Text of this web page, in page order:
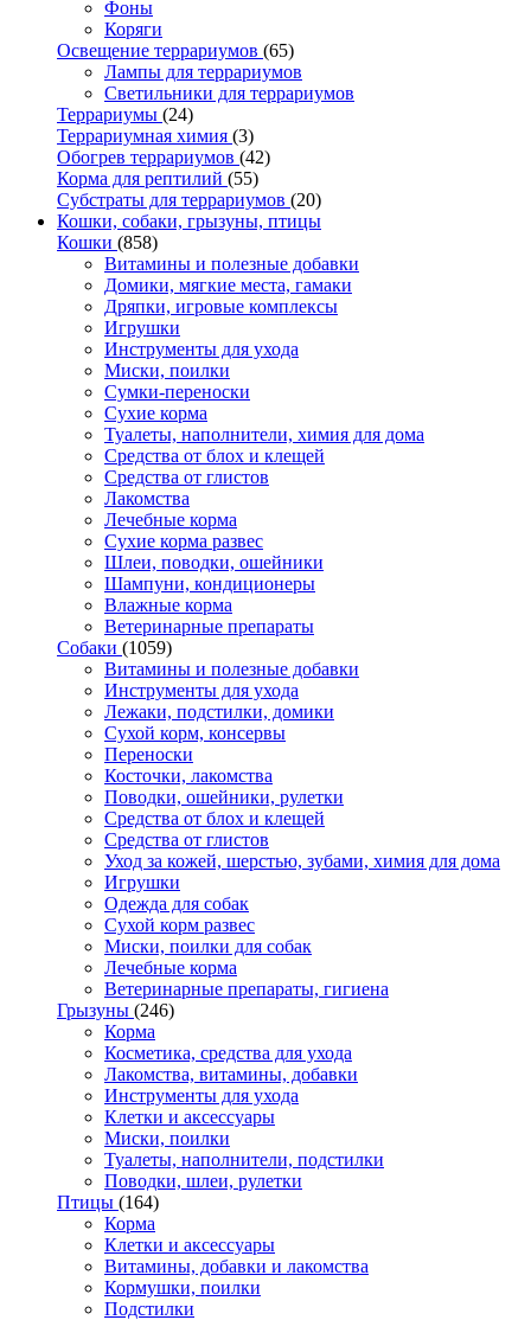
Фоны
Коряги
Освещение террариумов (65)
Лампы для террариумов
Светильники для террариумов
Террариумы (24)
Террариумная химия (3)
Обогрев террариумов (42)
Корма для рептилий (55)
Субстраты для террариумов (20)
Кошки, собаки, грызуны, птицы
Кошки (858)
Витамины и полезные добавки
Домики, мягкие места, гамаки
Дряпки, игровые комплексы
Игрушки
Инструменты для ухода
Миски, поилки
Сумки-переноски
Сухие корма
Туалеты, наполнители, химия для дома
Средства от блох и клещей
Средства от глистов
Лакомства
Лечебные корма
Сухие корма развес
Шлеи, поводки, ошейники
Шампуни, кондиционеры
Влажные корма
Ветеринарные препараты
Собаки (1059)
Витамины и полезные добавки
Инструменты для ухода
Лежаки, подстилки, домики
Сухой корм, консервы
Переноски
Косточки, лакомства
Поводки, ошейники, рулетки
Средства от блох и клещей
Средства от глистов
Уход за кожей, шерстью, зубами, химия для дома
Игрушки
Одежда для собак
Сухой корм развес
Миски, поилки для собак
Лечебные корма
Ветеринарные препараты, гигиена
Грызуны (246)
Корма
Косметика, средства для ухода
Лакомства, витамины, добавки
Инструменты для ухода
Клетки и аксессуары
Миски, поилки
Туалеты, наполнители, подстилки
Поводки, шлеи, рулетки
Птицы (164)
Корма
Клетки и аксессуары
Витамины, добавки и лакомства
Кормушки, поилки
Подстилки